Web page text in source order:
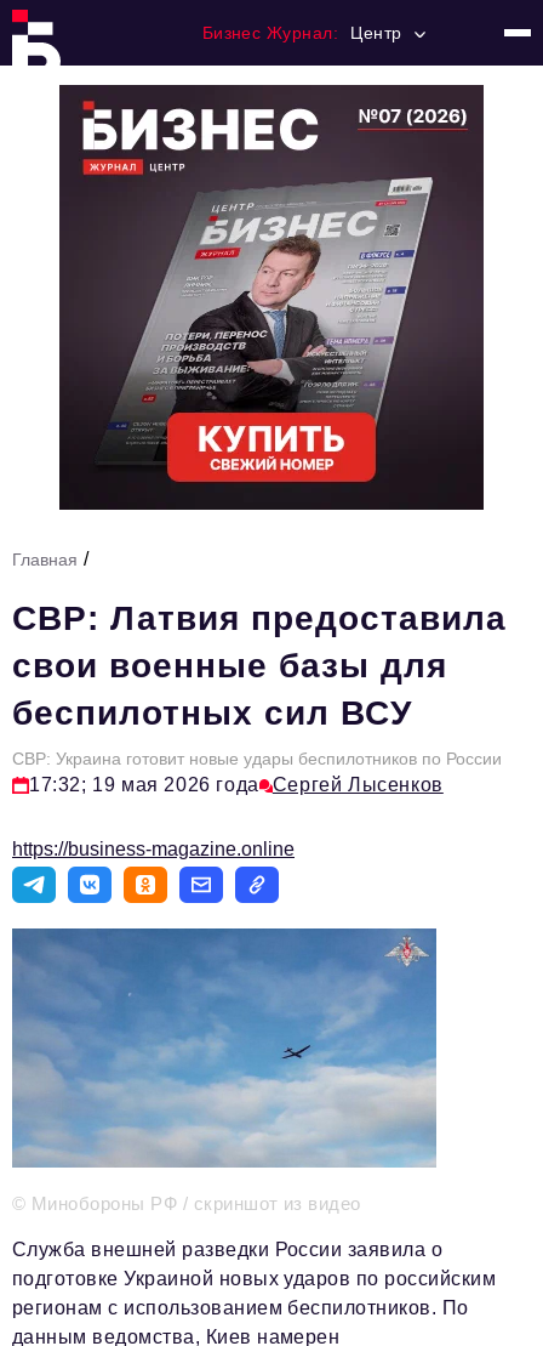
Бизнес Журнал: Центр
Регулирование
Премия "Тульский Бизнес"
История тульского предпринимательства
Тема номера
HR
Персона номера
Инфраструктура развития
Туризм
Импортозамещение
Мероприятия
Авторские материалы
Видео
Телефон редакции:+7 495 727-01-67
Электронные почты редакции:
info@business-magazine.online
reklama@business-magazine.online
Отдел распространения/редакционная подписка
podpiska@business-magazine.online
Главная /
СВР: Латвия предоставила
свои военные базы для
беспилотных сил ВСУ
СВР: Украина готовит новые удары беспилотников по России
17:32; 19 мая 2026 года Сергей Лысенков
https://business-magazine.online
© Минобороны РФ / скриншот из видео
Служба внешней разведки России заявила о
подготовке Украиной новых ударов по российским
регионам с использованием беспилотников. По
данным ведомства, Киев намерен